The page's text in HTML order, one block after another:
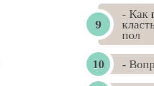
- Как
пол
-